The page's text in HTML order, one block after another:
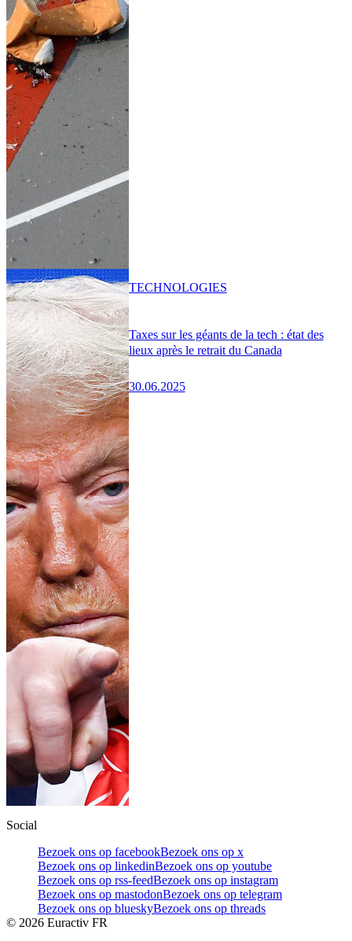
Taxes sur les géants de la tech : état des
lieux après le retrait du Canada
30.06.2025
TECHNOLOGIES
Social
Bezoek ons op facebookBezoek ons op x
Bezoek ons op linkedinBezoek ons op youtube
Bezoek ons op rss-feedBezoek ons op instagram
Bezoek ons op mastodonBezoek ons op telegram
Bezoek ons op blueskyBezoek ons op threads
© 2026 Euractiv FR